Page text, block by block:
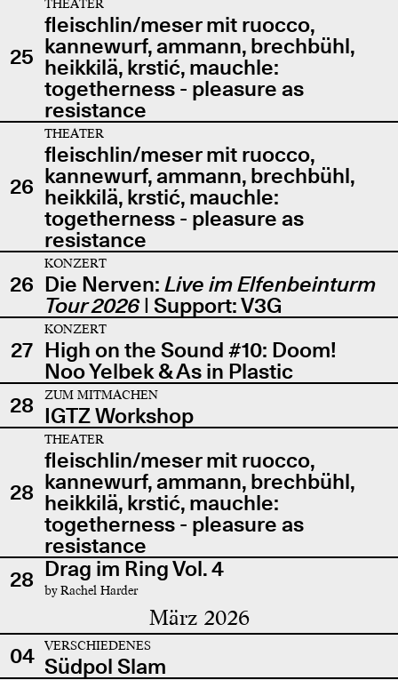
25
THEATER
fleischlin/meser mit ruocco,
kannewurf, ammann, brechbühl,
heikkilä, krstić, mauchle:
togetherness - pleasure as
resistance
26
THEATER
fleischlin/meser mit ruocco,
kannewurf, ammann, brechbühl,
heikkilä, krstić, mauchle:
togetherness - pleasure as
resistance
26
KONZERT
Die Nerven: Live im Elfenbeinturm
Tour 2026| Support: V3G
27
KONZERT
High on the Sound #10: Doom!
Noo Yelbek & As in Plastic
28
ZUM MITMACHEN
IGTZ Workshop
28
THEATER
fleischlin/meser mit ruocco,
kannewurf, ammann, brechbühl,
heikkilä, krstić, mauchle:
togetherness - pleasure as
resistance
28 Drag im Ring Vol. 4
by Rachel Harder
März 2026
04 VERSCHIEDENES
Südpol Slam